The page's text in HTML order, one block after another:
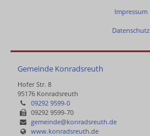
Impressum
Datenschutz
Gemeinde Konradsreuth
Hofer Str. 8
95176 Konradsreuth
09292 9599-0
09292 9599-70
gemeinde@konradsreuth.de
www.konradsreuth.de